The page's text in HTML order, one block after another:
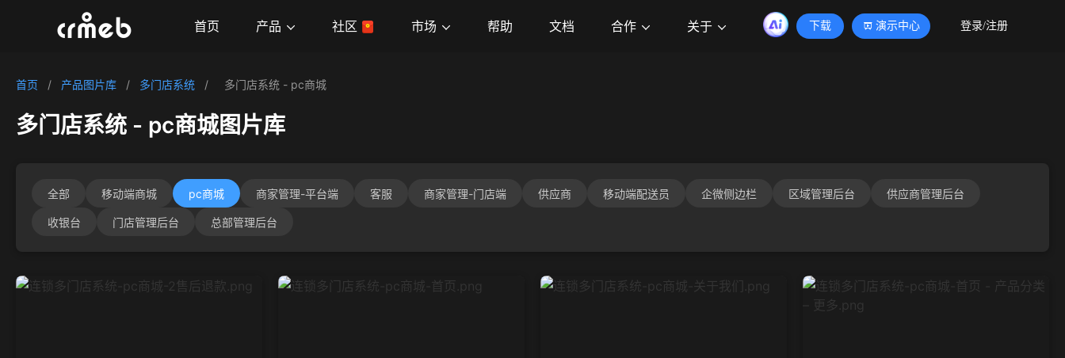
首页 产品 社区 市场 帮助 文档 合作 关于 下载 演示中心 登录/注册
首页 / 产品图片库 / 多门店系统 / 多门店系统 - pc商城
多门店系统 - pc商城图片库
全部 移动端商城 pc商城 商家管理-平台端 客服 商家管理-门店端 供应商 移动端配送员 企微侧边栏 区域管理后台 供应商管理后台
收银台 门店管理后台 总部管理后台